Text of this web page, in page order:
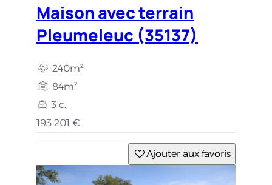
Maison avec terrain
Pleumeleuc (35137)
240m²
84m²
3 c.
193 201 €
Ajouter aux favoris